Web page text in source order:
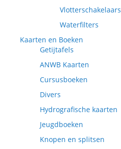
Vlotterschakelaars
Waterfilters
Kaarten en Boeken
Getijtafels
ANWB Kaarten
Cursusboeken
Divers
Hydrografische kaarten
Jeugdboeken
Knopen en splitsen